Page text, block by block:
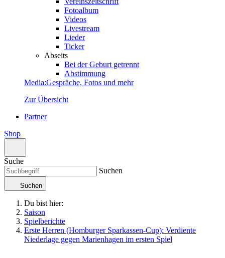
Fotoalbum
Videos
Livestream
Lieder
Ticker
Abseits
Bei der Geburt getrennt
Abstimmung
Media:Gespräche, Fotos und mehr
Zur Übersicht
Partner
Shop
Suche
Suchen
Suchen
Du bist hier:
Saison
Spielberichte
Erste Herren (Homburger Sparkassen-Cup): Verdiente
Niederlage gegen Marienhagen im ersten Spiel